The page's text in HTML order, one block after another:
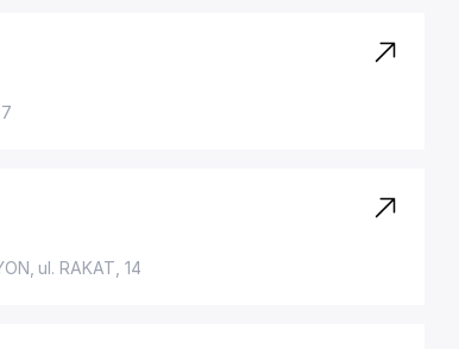
, ul. RAKAT, 14